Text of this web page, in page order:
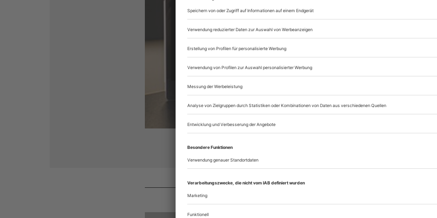
zum ePaper
Lesegenuss auf
Theater heute
sofort nutzen
Digital-Abo testen